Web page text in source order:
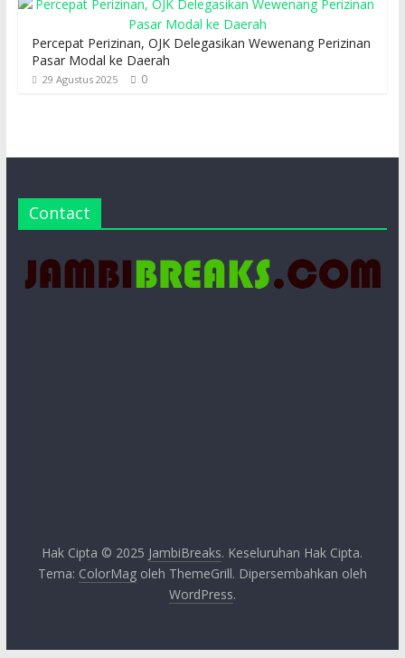
Percepat Perizinan, OJK Delegasikan Wewenang Perizinan
Pasar Modal ke Daerah
29 Agustus 2025 0
Contact
Hak Cipta © 2025 JambiBreaks. Keseluruhan Hak Cipta.
Tema: ColorMagoleh ThemeGrill. Dipersembahkan oleh
WordPress.